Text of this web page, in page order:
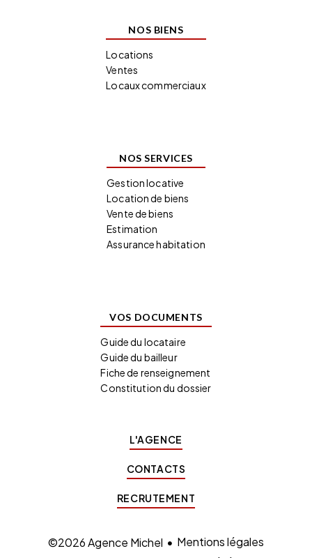
NOS BIENS
Locations
Ventes
Locaux commerciaux
NOS SERVICES
Gestion locative
Location de biens
Vente de biens
Estimation
Assurance habitation
VOS DOCUMENTS
Guide du locataire
Guide du bailleur
Fiche de renseignement
Constitution du dossier
L'AGENCE
CONTACTS
RECRUTEMENT
©2026 Agence Michel
Mentions légales